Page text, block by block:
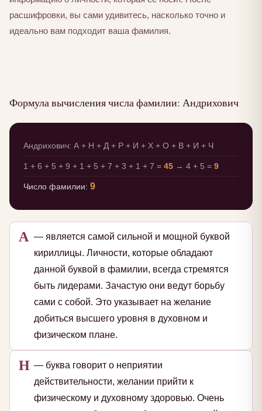
расшифровки, вы сами удивитесь, насколько точно и
идеально вам подходит ваша фамилия.
Формула вычисления числа фамилии: Андрихович
Андрихович: А + Н + Д + Р + И + Х + О + В + И + Ч
1 + 6 + 5 + 9 + 1 + 5 + 7 + 3 + 1 + 7 = 45 → 4 + 5 = 9
Число фамилии: 9
А — является самой сильной и мощной буквой
кириллицы. Личности, которые обладают
данной буквой в фамилии, всегда стремятся
быть лидерами. Зачастую они ведут борьбу
сами с собой. Это указывает на желание
добиться высшего уровня в духовном и
физическом плане.
Н — буква говорит о неприятии
действительности, желании прийти к
физическому и духовному здоровью. Очень